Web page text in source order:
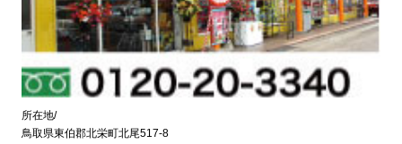
所在地/
鳥取県東伯郡北栄町北尾517-8